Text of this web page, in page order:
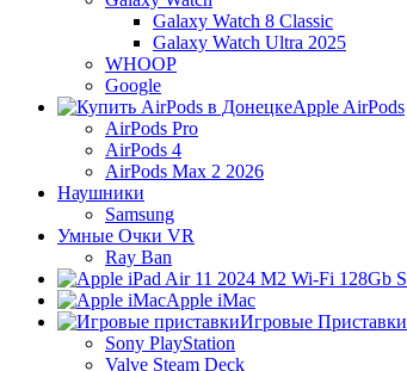
Galaxy Watch 8 Classic
Galaxy Watch Ultra 2025
WHOOP
Google
Apple AirPods
AirPods Pro
AirPods 4
AirPods Max 2 2026
Наушники
Samsung
Умные Очки VR
Ray Ban
Apple iMac
Игровые Приставки
Sony PlayStation
Valve Steam Deck